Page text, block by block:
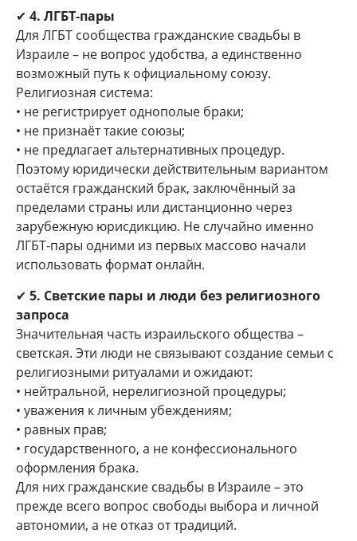
✔ 4. ЛГБТ-пары
Для ЛГБТ сообщества гражданские свадьбы в
Израиле – не вопрос удобства, а единственно
возможный путь к официальному союзу.
Религиозная система:
• не регистрирует однополые браки;
• не признаёт такие союзы;
• не предлагает альтернативных процедур.
Поэтому юридически действительным вариантом
остаётся гражданский брак, заключённый за
пределами страны или дистанционно через
зарубежную юрисдикцию. Не случайно именно
ЛГБТ-пары одними из первых массово начали
использовать формат онлайн.
✔ 5. Светские пары и люди без религиозного
запроса
Значительная часть израильского общества –
светская. Эти люди не связывают создание семьи с
религиозными ритуалами и ожидают:
• нейтральной, нерелигиозной процедуры;
• уважения к личным убеждениям;
• равных прав;
• государственного, а не конфессионального
оформления брака.
Для них гражданские свадьбы в Израиле – это
прежде всего вопрос свободы выбора и личной
автономии, а не отказ от традиций.